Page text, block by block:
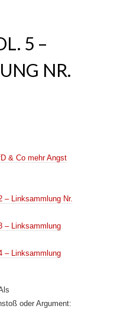
5 –
NR.
& Co mehr Angst
– Linksammlung Nr.
– Linksammlung
– Linksammlung
oder Argument: